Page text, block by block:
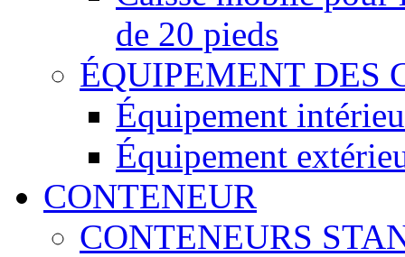
de 20 pieds
ÉQUIPEMENT DES
Équipement
Équipement
CONTENEUR
CONTENEURS